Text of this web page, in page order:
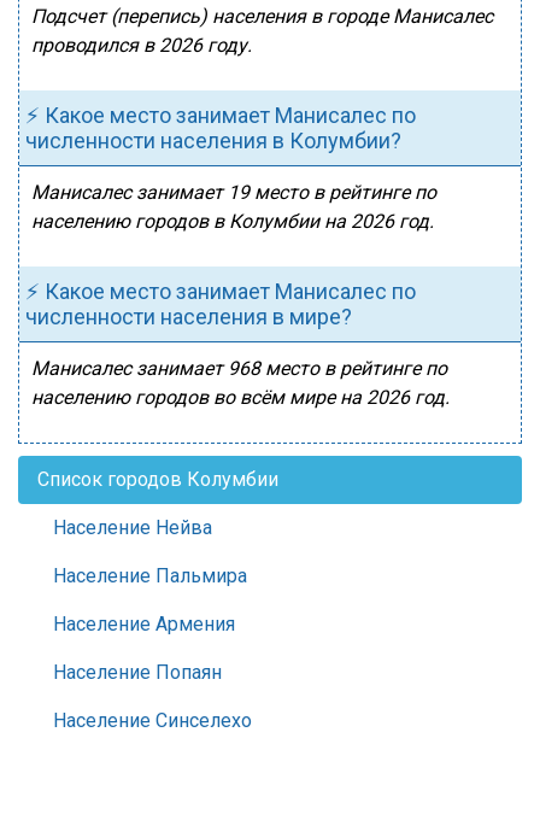
Подсчет (перепись) населения в городе Манисалес
проводился в 2026 году.
⚡ Какое место занимает Манисалес по
численности населения в Колумбии?
Манисалес занимает 19 место в рейтинге по
населению городов в Колумбии на 2026 год.
⚡ Какое место занимает Манисалес по
численности населения в мире?
Манисалес занимает 968 место в рейтинге по
населению городов во всём мире на 2026 год.
Список городов Колумбии
Население Нейва
Население Пальмира
Население Армения
Население Попаян
Население Синселехо